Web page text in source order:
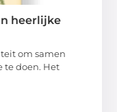
heerlijke
om samen
te doen. Het